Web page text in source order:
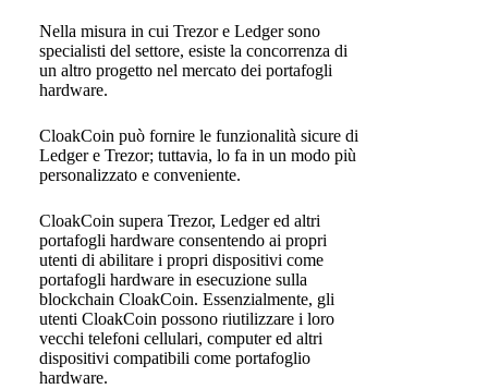
Nella misura in cui Trezor e Ledger sono
specialisti del settore, esiste la concorrenza di
un altro progetto nel mercato dei portafogli
hardware.
CloakCoin può fornire le funzionalità sicure di
Ledger e Trezor; tuttavia, lo fa in un modo più
personalizzato e conveniente.
CloakCoin supera Trezor, Ledger ed altri
portafogli hardware consentendo ai propri
utenti di abilitare i propri dispositivi come
portafogli hardware in esecuzione sulla
blockchain CloakCoin. Essenzialmente, gli
utenti CloakCoin possono riutilizzare i loro
vecchi telefoni cellulari, computer ed altri
dispositivi compatibili come portafoglio
hardware.